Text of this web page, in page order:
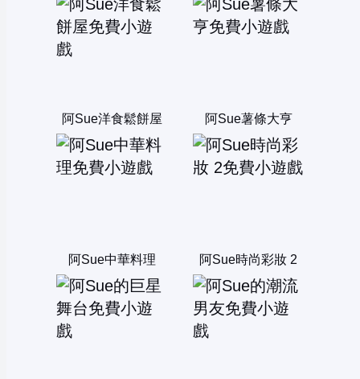
阿Sue洋食鬆餅屋 阿Sue薯條大亨
阿Sue中華料理 阿Sue時尚彩妝 2